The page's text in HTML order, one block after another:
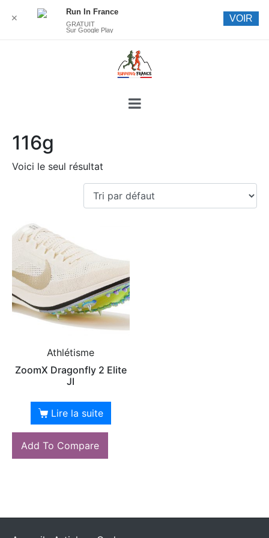
116g
Voici le seul résultat
Athlétisme
ZoomX Dragonfly 2 Elite
JI
Lire la suite
Add To Compare
✕
Run In France
GRATUIT
Sur Google Play
VOIR